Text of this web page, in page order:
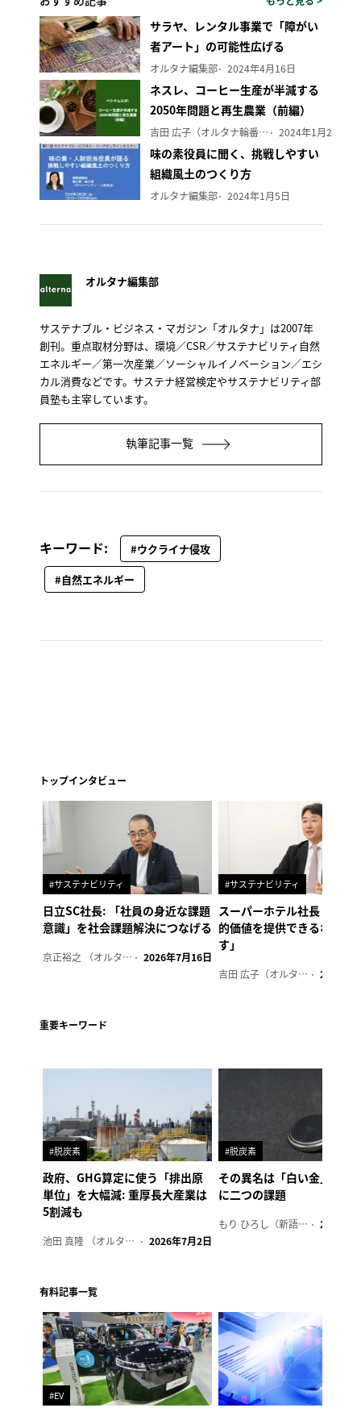
サラヤ、レンタル事業で「障がい
者アート」の可能性広げる
オルタナ編集部 2024年4月16日
ネスレ、コーヒー生産が半減する
2050年問題と再生農業（前編）
吉田 広子（オルタナ輪番編集長） 2024年1月29日
味の素役員に聞く、挑戦しやすい
組織風土のつくり方
オルタナ編集部 2024年1月5日
オルタナ編集部
サステナブル・ビジネス・マガジン「オルタナ」は2007年
創刊。重点取材分野は、環境／CSR／サステナビリティ自然
エネルギー／第一次産業／ソーシャルイノベーション／エシ
カル消費などです。サステナ経営検定やサステナビリティ部
員塾も主宰しています。
執筆記事一覧
キーワード:
#ウクライナ侵攻
#自然エネルギー
トップインタビュー
#サステナビリティ
日立SC社長: 「社員の身近な課題
意識」を社会課題解決につなげる
京正裕之 （オルタナ副編集長） 2026年7月16日
#サステナビリティ
スーパーホテル社長「地域
的価値を提供できるホテル
す」
吉田 広子（オルタナ輪番編集長） 2026年6
重要キーワード
#脱炭素
政府、GHG算定に使う「排出原
単位」を大幅減: 重厚長大産業は
5割減も
池田 真隆 （オルタナ輪番編集長） 2026年7月2日
#脱炭素
その異名は「白い金」、リ
に二つの課題
もり ひろし（新語ウォッチャー） 2023年7
有料記事一覧
#EV